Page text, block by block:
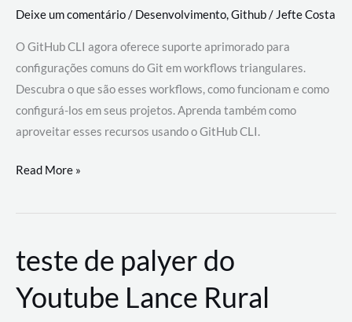
Deixe um comentário/ Desenvolvimento,Github/ Jefte Costa
O GitHub CLI agora oferece suporte aprimorado para
configurações comuns do Git em workflows triangulares.
Descubra o que são esses workflows, como funcionam e como
configurá-los em seus projetos. Aprenda também como
aproveitar esses recursos usando o GitHub CLI.
GitHub
revoluciona
de
trabalho
com
Read More »
teste de palyer do
Youtube Lance Rural